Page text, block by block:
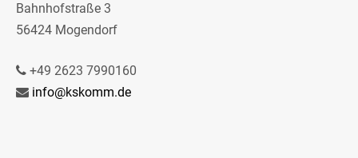
Bahnhofstraße 3
56424 Mogendorf
+49 2623 7990160
info@kskomm.de